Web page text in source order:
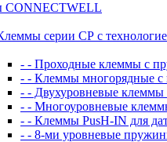
CONNECTWELL
серии СР с
- - Проходные клеммы с
- - Клеммы многорядные
- - Двухуровневые
- - Многоуровневые
- - Клеммы PusH-IN для
- - 8-ми уровневые